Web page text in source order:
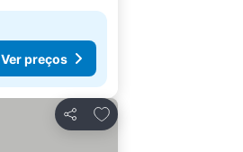
Ver preços
Partilhar
Adicionar aos favoritos